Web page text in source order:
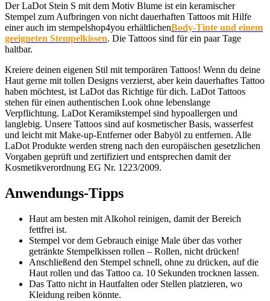
Der LaDot Stein S mit dem Motiv Blume ist ein keramischer
Stempel zum Aufbringen von nicht dauerhaften Tattoos mit Hilfe
einer auch im stempelshop4you erhältlichenBody-Tinte und einem
geeigneten Stempelkissen. Die Tattoos sind für ein paar Tage
haltbar.
Kreiere deinen eigenen Stil mit temporären Tattoos! Wenn du deine
Haut gerne mit tollen Designs verzierst, aber kein dauerhaftes Tattoo
haben möchtest, ist LaDot das Richtige für dich. LaDot Tattoos
stehen für einen authentischen Look ohne lebenslange
Verpflichtung. LaDot Keramikstempel sind hypoallergen und
langlebig. Unsere Tattoos sind auf kosmetischer Basis, wasserfest
und leicht mit Make-up-Entferner oder Babyöl zu entfernen. Alle
LaDot Produkte werden streng nach den europäischen gesetzlichen
Vorgaben geprüft und zertifiziert und entsprechen damit der
Kosmetikverordnung EG Nr. 1223/2009.
Anwendungs-Tipps
Haut am besten mit Alkohol reinigen, damit der Bereich
fettfrei ist.
Stempel vor dem Gebrauch einige Male über das vorher
getränkte Stempelkissen rollen – Rollen, nicht drücken!
Anschließend den Stempel schnell, ohne zu drücken, auf die
Haut rollen und das Tattoo ca. 10 Sekunden trocknen lassen.
Das Tatto nicht in Hautfalten oder Stellen platzieren, wo
Kleidung reiben könnte.